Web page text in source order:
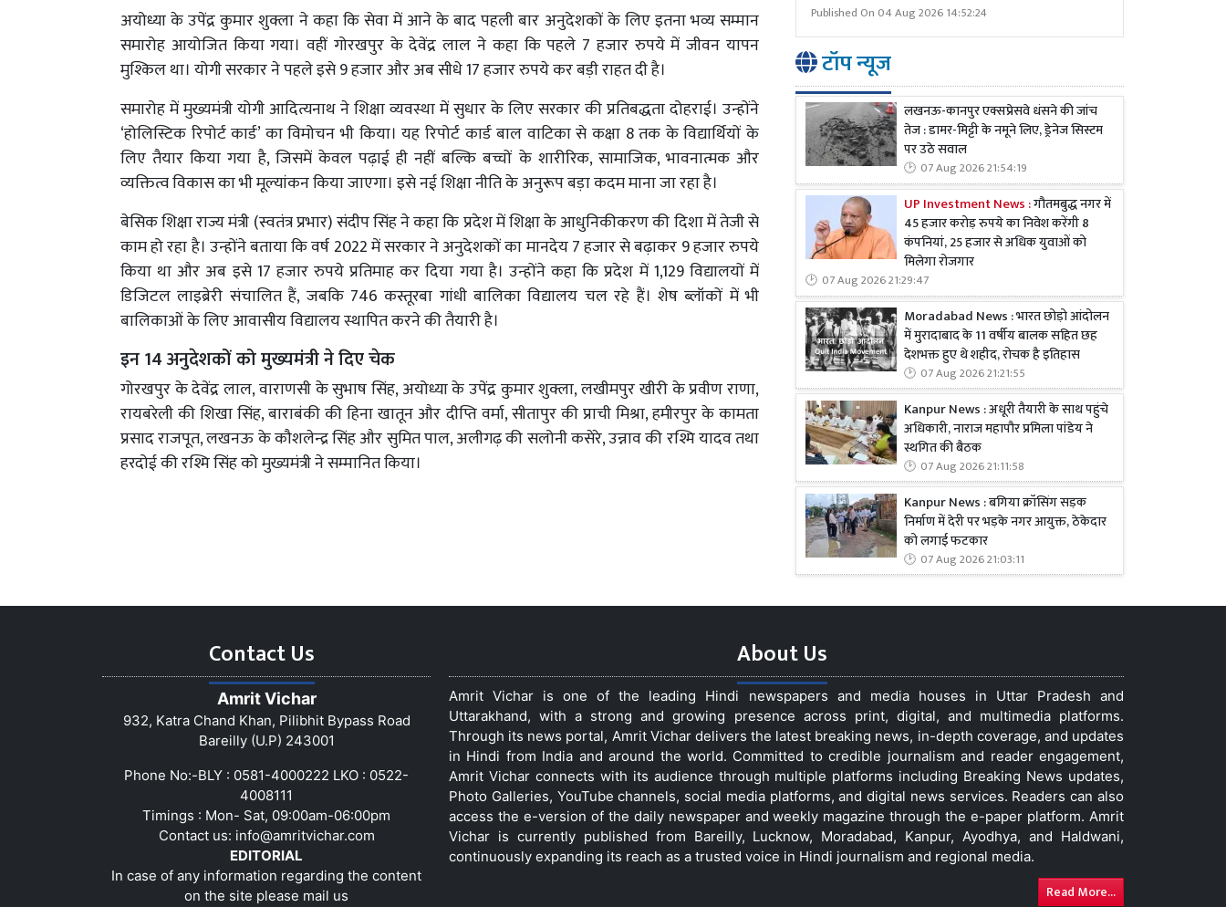
अयोध्या के उपेंद्र कुमार शुक्ला ने कहा कि सेवा में आने के बाद पहली बार अनुदेशकों के लिए इतना भव्य सम्मान
समारोह आयोजित किया गया। वहीं गोरखपुर के देवेंद्र लाल ने कहा कि पहले 7 हजार रुपये में जीवन यापन
मुश्किल था। योगी सरकार ने पहले इसे 9 हजार और अब सीधे 17 हजार रुपये कर बड़ी राहत दी है।
समारोह में मुख्यमंत्री योगी आदित्यनाथ ने शिक्षा व्यवस्था में सुधार के लिए सरकार की प्रतिबद्धता दोहराई। उन्होंने
‘होलिस्टिक रिपोर्ट कार्ड’ का विमोचन भी किया। यह रिपोर्ट कार्ड बाल वाटिका से कक्षा 8 तक के विद्यार्थियों के
लिए तैयार किया गया है, जिसमें केवल पढ़ाई ही नहीं बल्कि बच्चों के शारीरिक, सामाजिक, भावनात्मक और
व्यक्तित्व विकास का भी मूल्यांकन किया जाएगा। इसे नई शिक्षा नीति के अनुरूप बड़ा कदम माना जा रहा है।
बेसिक शिक्षा राज्य मंत्री (स्वतंत्र प्रभार) संदीप सिंह ने कहा कि प्रदेश में शिक्षा के आधुनिकीकरण की दिशा में तेजी से
काम हो रहा है। उन्होंने बताया कि वर्ष 2022 में सरकार ने अनुदेशकों का मानदेय 7 हजार से बढ़ाकर 9 हजार रुपये
किया था और अब इसे 17 हजार रुपये प्रतिमाह कर दिया गया है। उन्होंने कहा कि प्रदेश में 1,129 विद्यालयों में
डिजिटल लाइब्रेरी संचालित हैं, जबकि 746 कस्तूरबा गांधी बालिका विद्यालय चल रहे हैं। शेष ब्लॉकों में भी
बालिकाओं के लिए आवासीय विद्यालय स्थापित करने की तैयारी है।
इन 14 अनुदेशकों को मुख्यमंत्री ने दिए चेक
गोरखपुर के देवेंद्र लाल, वाराणसी के सुभाष सिंह, अयोध्या के उपेंद्र कुमार शुक्ला, लखीमपुर खीरी के प्रवीण राणा,
रायबरेली की शिखा सिंह, बाराबंकी की हिना खातून और दीप्ति वर्मा, सीतापुर की प्राची मिश्रा, हमीरपुर के कामता
प्रसाद राजपूत, लखनऊ के कौशलेन्द्र सिंह और सुमित पाल, अलीगढ़ की सलोनी कसेरे, उन्नाव की रश्मि यादव तथा
हरदोई की रश्मि सिंह को मुख्यमंत्री ने सम्मानित किया।
Published On 04 Aug 2026 14:52:24
टॉप न्यूज
लखनऊ-कानपुर एक्सप्रेसवे धंसने की जांच
तेज : डामर-मिट्टी के नमूने लिए, ड्रेनेज सिस्टम
पर उठे सवाल
07 Aug 2026 21:54:19
UP Investment News :गौतमबुद्ध नगर में
45 हजार करोड़ रुपये का निवेश करेंगी 8
कंपनियां, 25 हजार से अधिक युवाओं को
मिलेगा रोजगार
07 Aug 2026 21:29:47
Moradabad News : भारत छोड़ो आंदोलन
में मुरादाबाद के 11 वर्षीय बालक सहित छह
देशभक्त हुए थे शहीद, रोचक है इतिहास
07 Aug 2026 21:21:55
Kanpur News : अधूरी तैयारी के साथ पहुंचे
अधिकारी, नाराज महापौर प्रमिला पांडेय ने
स्थगित की बैठक
07 Aug 2026 21:11:58
Kanpur News : बगिया क्रॉसिंग सड़क
निर्माण में देरी पर भड़के नगर आयुक्त, ठेकेदार
को लगाई फटकार
07 Aug 2026 21:03:11
Contact Us
Amrit Vichar
932, Katra Chand Khan, Pilibhit Bypass Road
Bareilly (U.P) 243001
Phone No:-BLY : 0581-4000222 LKO : 0522-
4008111
Timings : Mon- Sat, 09:00am-06:00pm
Contact us: info@amritvichar.com
EDITORIAL
In case of any information regarding the content
on the site please mail us
About Us
Amrit Vichar is one of the leading Hindi newspapers and media houses in Uttar Pradesh and
Uttarakhand, with a strong and growing presence across print, digital, and multimedia platforms.
Through its news portal, Amrit Vichar delivers the latest breaking news, in-depth coverage, and updates
in Hindi from India and around the world. Committed to credible journalism and reader engagement,
Amrit Vichar connects with its audience through multiple platforms including Breaking News updates,
Photo Galleries, YouTube channels, social media platforms, and digital news services. Readers can also
access the e-version of the daily newspaper and weekly magazine through the e-paper platform. Amrit
Vichar is currently published from Bareilly, Lucknow, Moradabad, Kanpur, Ayodhya, and Haldwani,
continuously expanding its reach as a trusted voice in Hindi journalism and regional media.
Read More...